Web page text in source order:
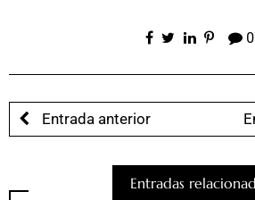
0
Entrada anterior
Entradas